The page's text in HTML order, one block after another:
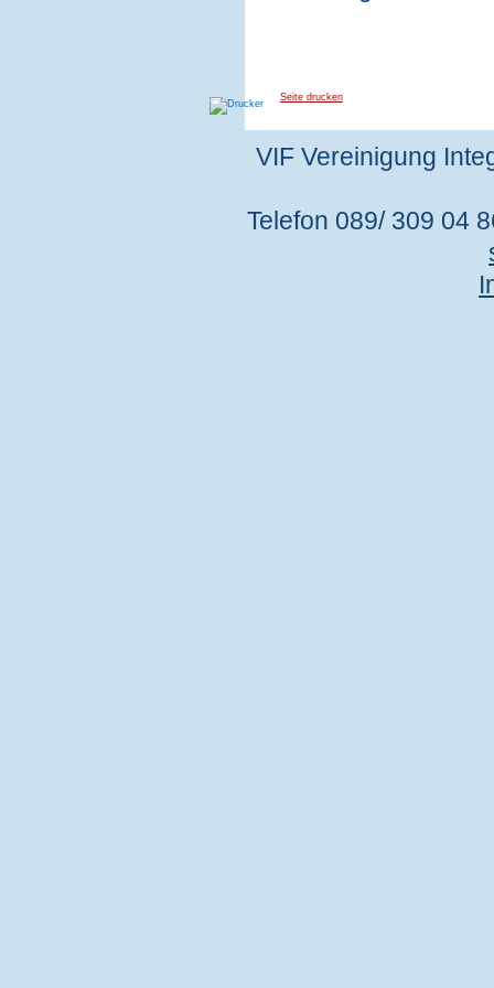
Seite drucken
VIF Vereinigung
Telefon 089/ 309 04